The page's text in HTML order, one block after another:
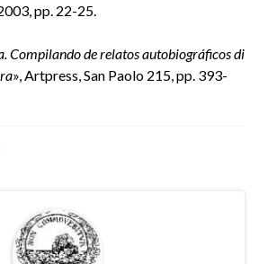
pp. 22-25.
Compilando de relatos autobiográficos di
», Artpress, San Paolo 215, pp. 393-